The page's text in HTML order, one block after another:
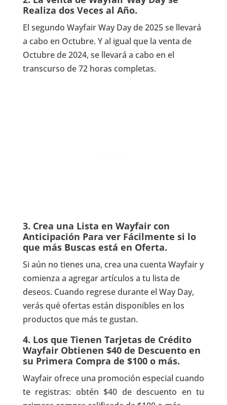
Realiza dos Veces al Año.
El segundo Wayfair Way Day de 2025 se llevará
a cabo en Octubre. Y al igual que la venta de
Octubre de 2024, se llevará a cabo en el
transcurso de 72 horas completas.
3. Crea una Lista en Wayfair con
Anticipación Para ver Fácilmente si lo
que más Buscas está en Oferta.
Si aún no tienes una, crea una cuenta Wayfair y
comienza a agregar artículos a tu lista de
deseos. Cuando regrese durante el Way Day,
verás qué ofertas están disponibles en los
productos que más te gustan.
4. Los que Tienen Tarjetas de Crédito
Wayfair Obtienen $40 de Descuento en
su Primera Compra de $100 o más.
Wayfair ofrece una promoción especial cuando
te registras: obtén $40 de descuento en tu